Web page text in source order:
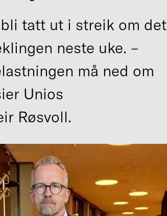
tatt ut i streik om det
neste uke. –
må ned om
Unios
Røsvoll.